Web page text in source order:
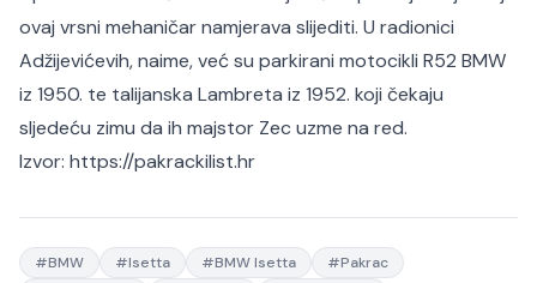
ovaj vrsni mehaničar namjerava slijediti. U radionici
Adžijevićevih, naime, već su parkirani motocikli R52 BMW
iz 1950. te talijanska Lambreta iz 1952. koji čekaju
sljedeću zimu da ih majstor Zec uzme na red.
Izvor: https://pakrackilist.hr
#BMW #Isetta #BMW Isetta #Pakrac